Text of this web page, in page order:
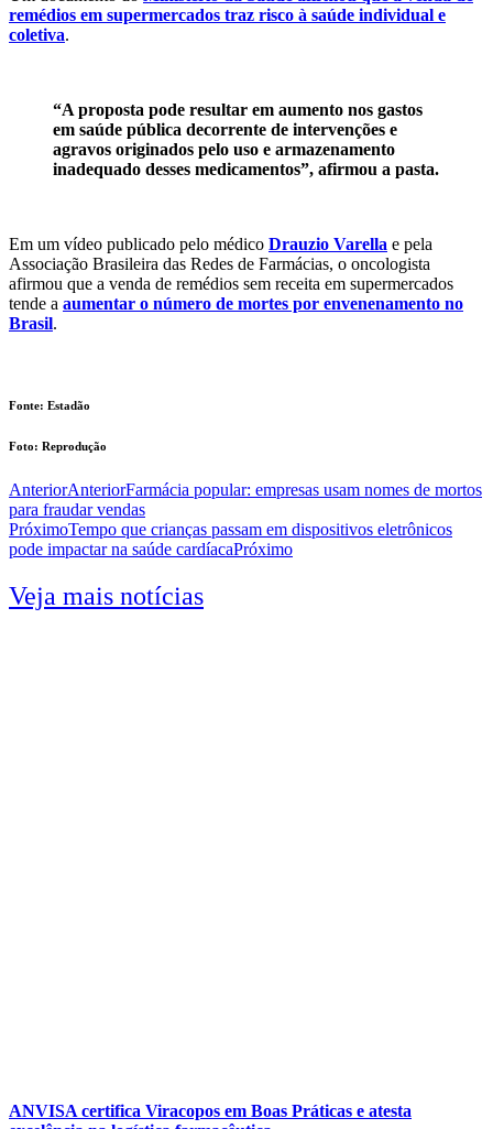
remédios em supermercados traz risco à saúde individual e
coletiva.
“A proposta pode resultar em aumento nos gastos
em saúde pública decorrente de intervenções e
agravos originados pelo uso e armazenamento
inadequado desses medicamentos”, afirmou a pasta.
Em um vídeo publicado pelo médico Drauzio Varella e pela
Associação Brasileira das Redes de Farmácias, o oncologista
afirmou que a venda de remédios sem receita em supermercados
tende a aumentar o número de mortes por envenenamento no
Brasil.
Fonte: Estadão
Foto: Reprodução
AnteriorAnteriorFarmácia popular: empresas usam nomes de mortos
para fraudar vendas
PróximoTempo que crianças passam em dispositivos eletrônicos
pode impactar na saúde cardíacaPróximo
Veja mais notícias
ANVISA certifica Viracopos em Boas Práticas e atesta